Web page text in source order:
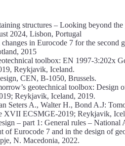
structures – Looking beyond
2024, Lisbon, Portugal
in Eurocode 7 for the second
2015
toolbox: EN 1997-3:202x
Reykjavik, Iceland.
CEN, B-1050, Brussels.
geotechnical toolbox: Design
Reykjavik, Iceland, 2019.
A., Walter H., Bond A.J:
XVII ECSMGE-2019; Reykjavik,
– part 1: General rules – National
Eurocode 7 and in the design of
N. Macedonia, 2022.